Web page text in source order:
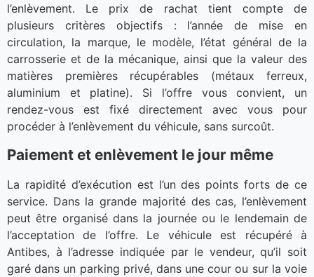
l’enlèvement. Le prix de rachat tient compte de
plusieurs critères objectifs : l’année de mise en
circulation, la marque, le modèle, l’état général de la
carrosserie et de la mécanique, ainsi que la valeur des
matières premières récupérables (métaux ferreux,
aluminium et platine). Si l’offre vous convient, un
rendez-vous est fixé directement avec vous pour
procéder à l’enlèvement du véhicule, sans surcoût.
Paiement et enlèvement le jour même
La rapidité d’exécution est l’un des points forts de ce
service. Dans la grande majorité des cas, l’enlèvement
peut être organisé dans la journée ou le lendemain de
l’acceptation de l’offre. Le véhicule est récupéré à
Antibes, à l’adresse indiquée par le vendeur, qu’il soit
garé dans un parking privé, dans une cour ou sur la voie